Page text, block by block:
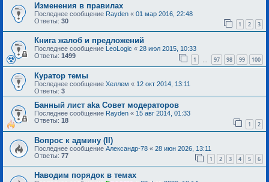
Изменения в правилах
Последнее сообщение Rayden « 01 мар 2016, 22:48
Ответы: 30 1 2 3
Книга жалоб и предложений
Последнее сообщение LeoLogic « 28 июл 2015, 10:33
Ответы: 1499 1 97 98 99 100
Куратор темы
Последнее сообщение Хеллем « 12 окт 2014, 13:11
Ответы: 3
Банный лист aka Совет модераторов
Последнее сообщение Rayden « 15 авг 2014, 01:33
Ответы: 18 1 2
Вопрос к админу (II)
Последнее сообщение Александр-78 « 28 июн 2026, 13:11
Ответы: 77 1 2 3 4 5 6
Наводим порядок в темах